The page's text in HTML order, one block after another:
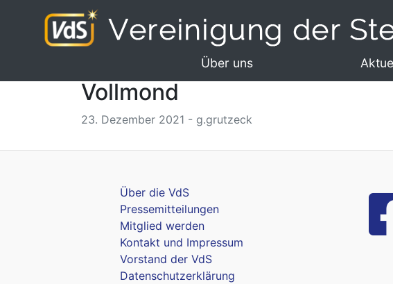
Über uns
Vollmond
23. Dezember 2021 - g.grutzeck
Über die VdS
Pressemitteilungen
Mitglied werden
Kontakt und Impressum
Vorstand der VdS
Datenschutzerklärung